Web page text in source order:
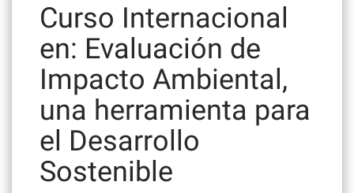
Curso Internacional
en: Evaluación de
Impacto Ambiental,
una herramienta para
el Desarrollo
Sostenible